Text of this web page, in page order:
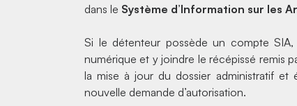
dans le Système d’Information sur les
Si le détenteur possède un compte
numérique et y joindre le récépissé remis
la mise à jour du dossier administratif et
nouvelle demande d’autorisation.